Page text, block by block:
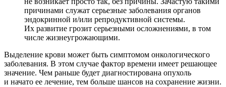
причинами служат серьезные заболевания органов
эндокринной и/или репродуктивной системы.
Их развитие грозит серьезными осложнениями, в том
числе жизнеугрожающими.
Выделение крови может быть симптомом онкологического
заболевания. В этом случае фактор времени имеет решающее
значение. Чем раньше будет диагностирована опухоль
и начато ее лечение, тем больше шансов на сохранение жизни.